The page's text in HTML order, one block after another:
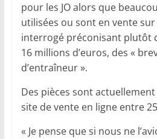
pour les JO alors que
utilisées ou sont en vente
interrogé préconisant plutôt
16 millions d’euros, des «
d’entraîneur ».
Des pièces sont
site de vente en ligne entre
« Je pense que si nous ne